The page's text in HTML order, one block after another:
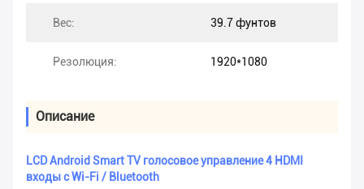
Вес: 39.7 фунтов
Резолюция: 1920*1080
Описание
LCD Android Smart TV голосовое управление 4 HDMI
входы с Wi-Fi / Bluetooth